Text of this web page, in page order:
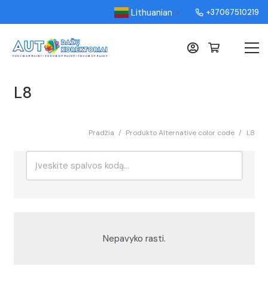
Lithuanian ▼ +37067510219
L8
Pradžia / Produkto Alternative color code / L8
Nepavyko rasti.